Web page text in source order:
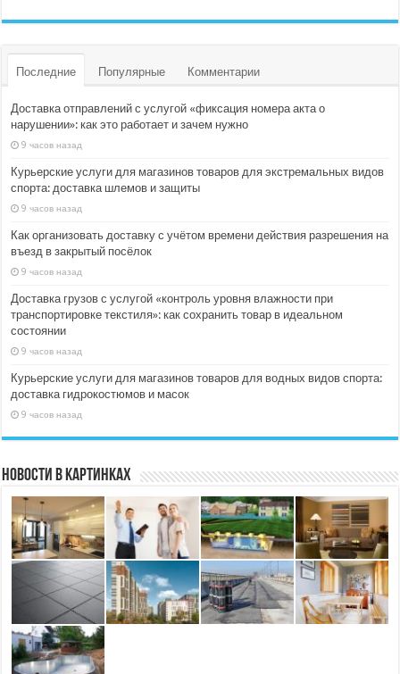
Последние Популярные Комментарии
Доставка отправлений с услугой «фиксация номера акта о
нарушении»: как это работает и зачем нужно
9 часов назад
Курьерские услуги для магазинов товаров для экстремальных видов
спорта: доставка шлемов и защиты
9 часов назад
Как организовать доставку с учётом времени действия разрешения на
въезд в закрытый посёлок
9 часов назад
Доставка грузов с услугой «контроль уровня влажности при
транспортировке текстиля»: как сохранить товар в идеальном
состоянии
9 часов назад
Курьерские услуги для магазинов товаров для водных видов спорта:
доставка гидрокостюмов и масок
9 часов назад
Новости в картинках